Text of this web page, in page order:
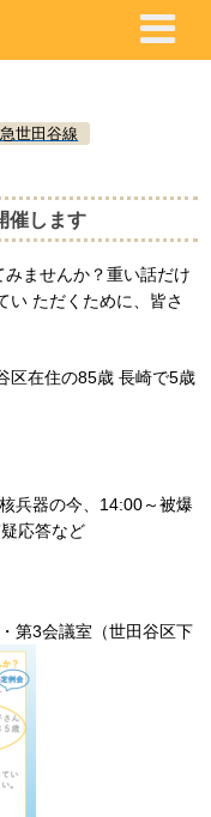
世田谷線
催します
ませんか？重い話だけ
ただくために、皆さ
区在住の85歳 長崎で5歳
兵器の今、14:00～被爆
応答など
第3会議室（世田谷区下